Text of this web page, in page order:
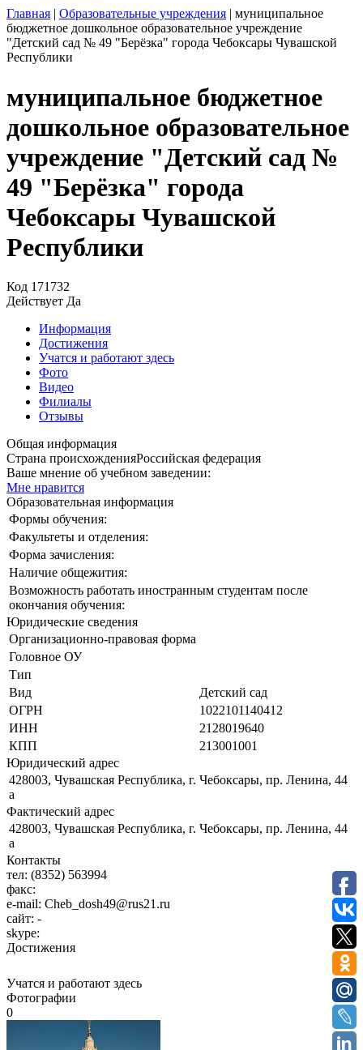
Главная | Образовательные учреждения | муниципальное
бюджетное дошкольное образовательное учреждение
"Детский сад № 49 "Берёзка" города Чебоксары Чувашской
Республики
муниципальное бюджетное
дошкольное образовательное
учреждение "Детский сад №
49 "Берёзка" города
Чебоксары Чувашской
Республики
Код 171732
Действует Да
Информация
Достижения
Учатся и работают здесь
Фото
Видео
Филиалы
Отзывы
Общая информация
Страна происхожденияРоссийская федерация
Ваше мнение об учебном заведении:
Мне нравится
Образовательная информация
Формы обучения:
Факультеты и отделения:
Форма зачисления:
Наличие общежития:
Возможность работать иностранным студентам после
окончания обучения:
Юридические сведения
Организационно-правовая форма
Головное ОУ
Тип
Вид
Детский сад
ОГРН
1022101140412
ИНН
2128019640
КПП
213001001
Юридический адрес
428003, Чувашская Республика, г. Чебоксары, пр. Ленина, 44
а
Фактический адрес
428003, Чувашская Республика, г. Чебоксары, пр. Ленина, 44
а
Контакты
тел: (8352) 563994
факс:
e-mail: Cheb_dosh49@rus21.ru
сайт: -
skype:
Достижения
Учатся и работают здесь
Фотографии
0